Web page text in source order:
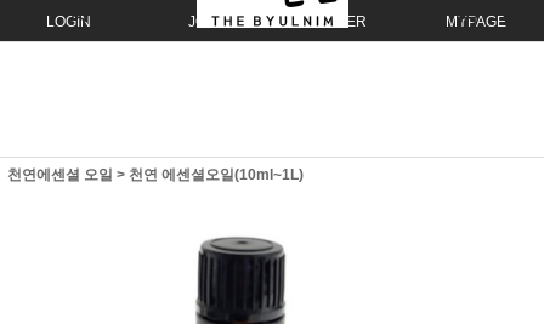
LOGIN JOIN ORDER MYPAGE
천연에센셜 오일 > 천연 에센셜오일(10ml~1L)